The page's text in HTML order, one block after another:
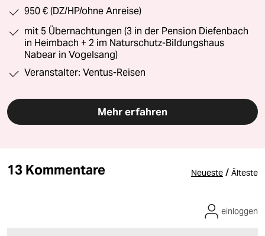
950 € (DZ/HP/ohne Anreise)
mit 5 Übernachtungen (3 in der Pension Diefenbach
in Heimbach + 2 im Naturschutz-Bildungshaus
Nabear in Vogelsang)
Veranstalter: Ventus-Reisen
Mehr erfahren
13 Kommentare Neueste / Älteste
einloggen